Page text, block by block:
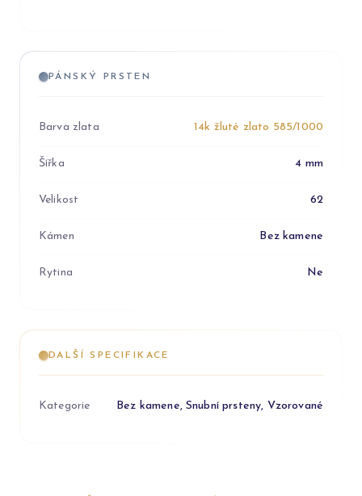
PÁNSKÝ PRSTEN
Barva zlata 14k žluté zlato 585/1000
Šířka 4 mm
Velikost 62
Kámen Bez kamene
Rytina Ne
DALŠÍ SPECIFIKACE
Kategorie Bez kamene, Snubní prsteny, Vzorované